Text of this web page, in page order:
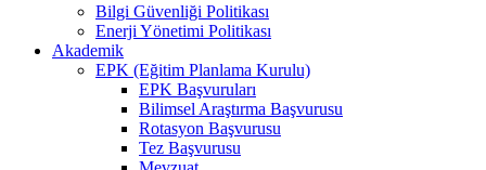
Bilgi Güvenliği Politikası
Enerji Yönetimi Politikası
Akademik
EPK (Eğitim Planlama Kurulu)
EPK Başvuruları
Bilimsel Araştırma Başvurusu
Rotasyon Başvurusu
Tez Başvurusu